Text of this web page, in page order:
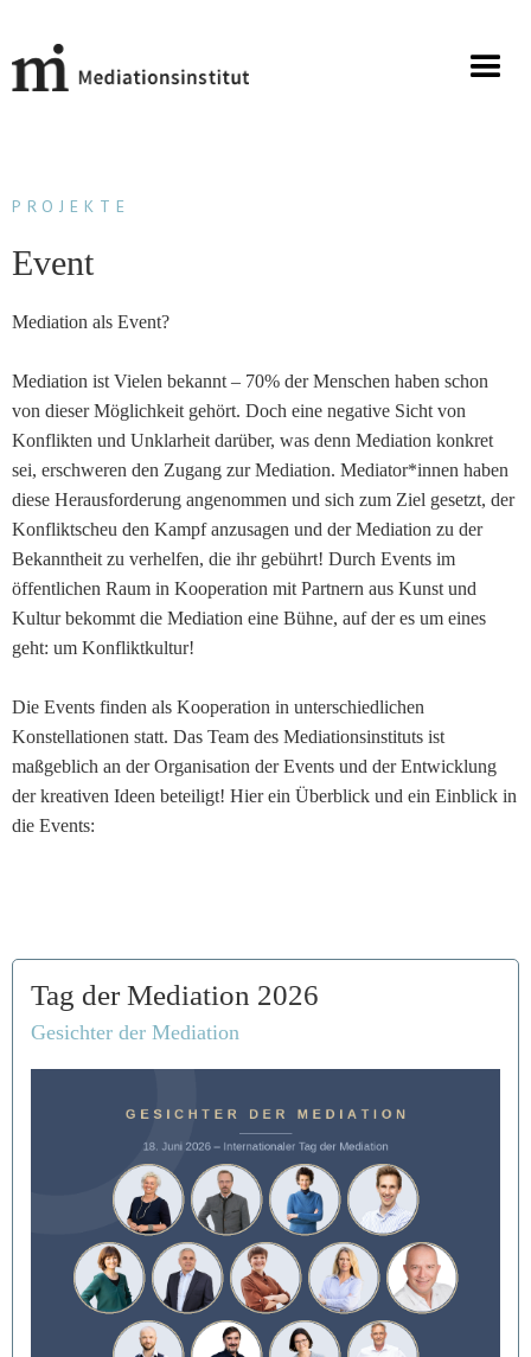
PROJEKTE
Event
Mediation als Event?
Mediation ist Vielen bekannt – 70% der Menschen haben schon
von dieser Möglichkeit gehört. Doch eine negative Sicht von
Konflikten und Unklarheit darüber, was denn Mediation konkret
sei, erschweren den Zugang zur Mediation. Mediator*innen haben
diese Herausforderung angenommen und sich zum Ziel gesetzt, der
Konfliktscheu den Kampf anzusagen und der Mediation zu der
Bekanntheit zu verhelfen, die ihr gebührt! Durch Events im
öffentlichen Raum in Kooperation mit Partnern aus Kunst und
Kultur bekommt die Mediation eine Bühne, auf der es um eines
geht: um Konfliktkultur!
Die Events finden als Kooperation in unterschiedlichen
Konstellationen statt. Das Team des Mediationsinstituts ist
maßgeblich an der Organisation der Events und der Entwicklung
der kreativen Ideen beteiligt! Hier ein Überblick und ein Einblick in
die Events:
Tag der Mediation 2026
Gesichter der Mediation